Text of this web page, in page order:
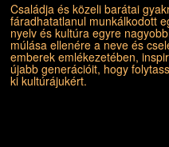
Családja és közeli barátai
fáradhatatlanul munkálkodott
nyelv és kultúra egyre
múlása ellenére a neve és
emberek emlékezetében,
újabb generációit, hogy
ki kultúrájukért.